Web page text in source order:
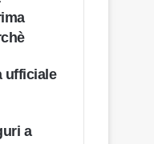
ufficiale
a